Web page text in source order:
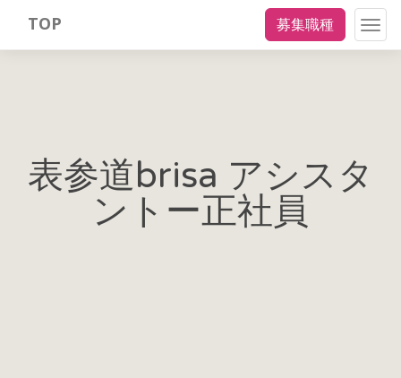
TOP 募集職種
表参道brisa アシスタ
ントー正社員